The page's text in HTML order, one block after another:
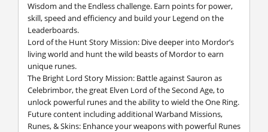
Wisdom and the Endless challenge. Earn points for power,
skill, speed and efficiency and build your Legend on the
Leaderboards.
Lord of the Hunt Story Mission: Dive deeper into Mordor’s
living world and hunt the wild beasts of Mordor to earn
unique runes.
The Bright Lord Story Mission: Battle against Sauron as
Celebrimbor, the great Elven Lord of the Second Age, to
unlock powerful runes and the ability to wield the One Ring.
Future content including additional Warband Missions,
Runes, & Skins: Enhance your weapons with powerful Runes